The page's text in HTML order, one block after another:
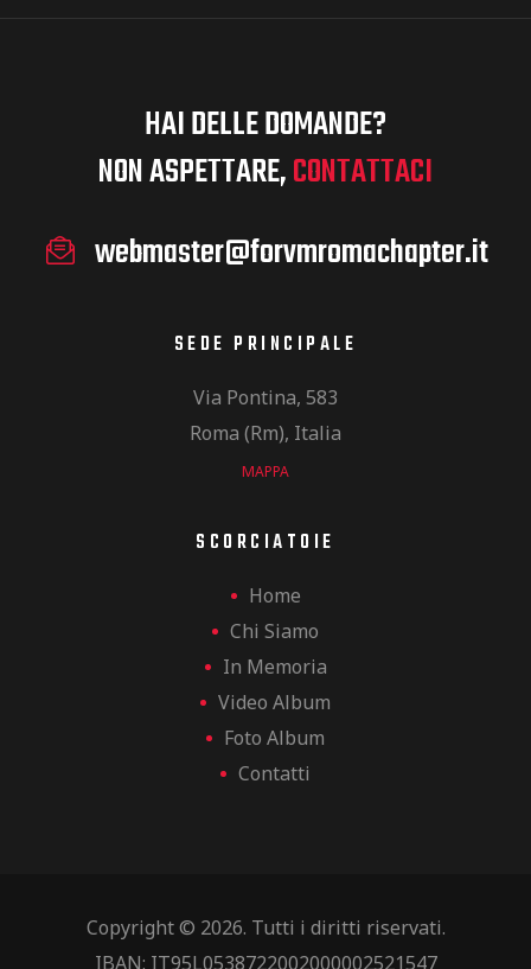
HAI DELLE DOMANDE?
NON ASPETTARE,CONTATTACI
webmaster@forvmromachapter.it
SEDE PRINCIPALE
Via Pontina, 583
Roma (Rm), Italia
MAPPA
SCORCIATOIE
Home
Chi Siamo
In Memoria
Video Album
Foto Album
Contatti
Copyright © 2026. Tutti i diritti riservati.
IBAN: IT95L0538722002000002521547